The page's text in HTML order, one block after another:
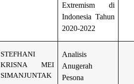
Extremism di
Indonesia Tahun
2020-2022
STEFHANI
KRISNA MEI
SIMANJUNTAK
Analisis
Anugerah
Pesona